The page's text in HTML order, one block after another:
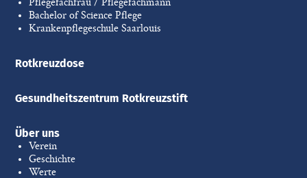
Bachelor of Science Pflege
Krankenpflegeschule Saarlouis
Rotkreuzdose
Gesundheitszentrum Rotkreuzstift
Über uns
Verein
Geschichte
Werte